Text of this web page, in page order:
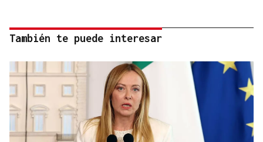
También te puede interesar